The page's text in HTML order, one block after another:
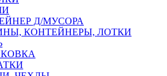
Д/МУСОРА
КОНТЕЙНЕРЫ, ЛОТКИ